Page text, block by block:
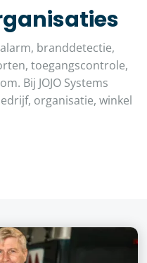
branddetectie,
toegangscontrole,
Bij JOJO Systems
organisatie, winkel